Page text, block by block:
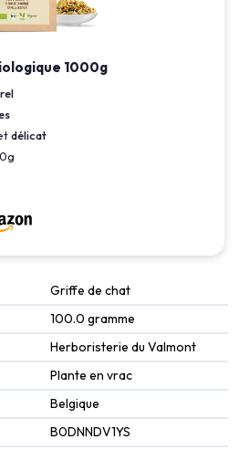
1000g
délicat
‎Griffe de chat
‎100.0 gramme
‎Herboristerie du Valmont
‎Plante en vrac
‎Belgique
B0DNNDV1YS